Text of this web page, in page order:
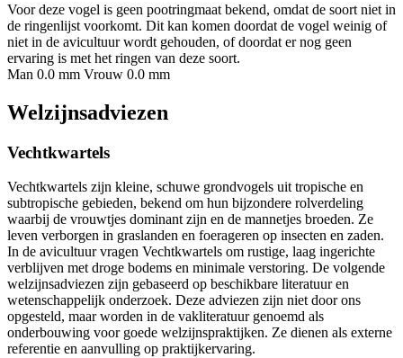
Voor deze vogel is geen pootringmaat bekend, omdat de soort niet in
de ringenlijst voorkomt. Dit kan komen doordat de vogel weinig of
niet in de avicultuur wordt gehouden, of doordat er nog geen
ervaring is met het ringen van deze soort.
Man 0.0 mm Vrouw 0.0 mm
Welzijnsadviezen
Vechtkwartels
Vechtkwartels zijn kleine, schuwe grondvogels uit tropische en
subtropische gebieden, bekend om hun bijzondere rolverdeling
waarbij de vrouwtjes dominant zijn en de mannetjes broeden. Ze
leven verborgen in graslanden en foerageren op insecten en zaden.
In de avicultuur vragen Vechtkwartels om rustige, laag ingerichte
verblijven met droge bodems en minimale verstoring. De volgende
welzijnsadviezen zijn gebaseerd op beschikbare literatuur en
wetenschappelijk onderzoek. Deze adviezen zijn niet door ons
opgesteld, maar worden in de vakliteratuur genoemd als
onderbouwing voor goede welzijnspraktijken. Ze dienen als externe
referentie en aanvulling op praktijkervaring.